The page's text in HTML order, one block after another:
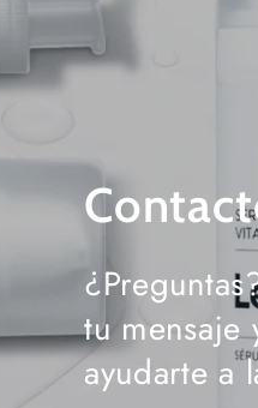
tu mensaje
ayudarte a